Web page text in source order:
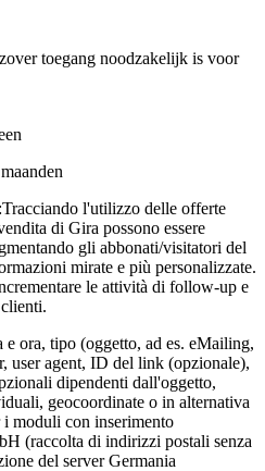
toegang noodzakelijk is voor
Tracciando l'utilizzo delle offerte
di Gira possono essere
gli abbonati/visitatori del
mirate e più personalizzate.
le attività di follow-up e
e ora, tipo (oggetto, ad es. eMailing,
user agent, ID del link (opzionale),
dipendenti dall'oggetto,
geocoordinate o in alternativa
i moduli con inserimento
(raccolta di indirizzi postali senza
del server Germania